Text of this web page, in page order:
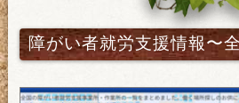
障がい者就労支援情報〜